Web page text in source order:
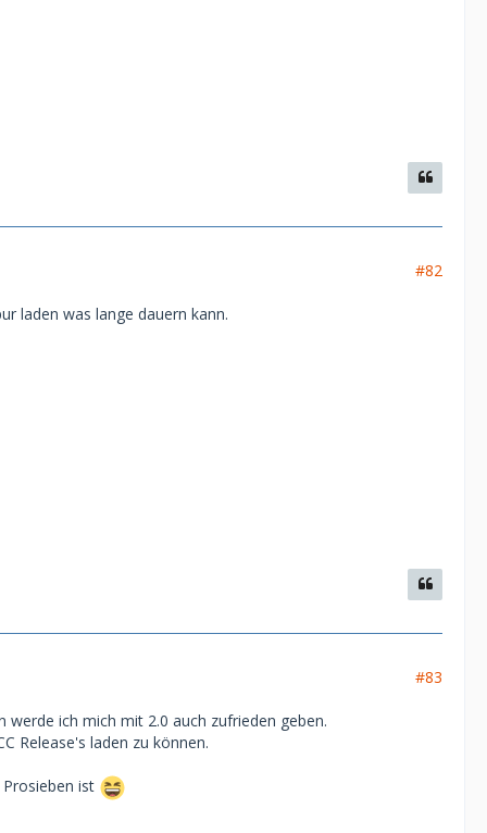
#82
laden was lange dauern kann.
#83
ich mich mit 2.0 auch zufrieden geben.
Release's laden zu können.
ist